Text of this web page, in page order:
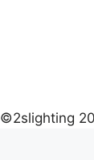
©2slighting